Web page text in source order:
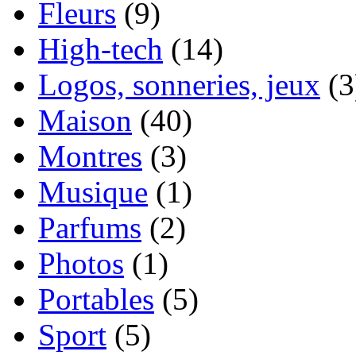
Fleurs (9)
High-tech (14)
Logos, sonneries, jeux
Maison (40)
Montres (3)
Musique (1)
Parfums (2)
Photos (1)
Portables (5)
Sport (5)